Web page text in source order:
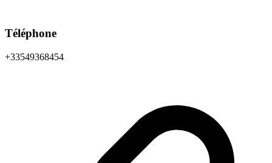
Téléphone
+33549368454